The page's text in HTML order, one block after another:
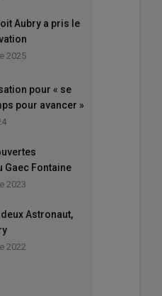
Aubry a pris le
2025
pour « se
pour avancer »
Gaec Fontaine
2023
deux Astronaut,
2022